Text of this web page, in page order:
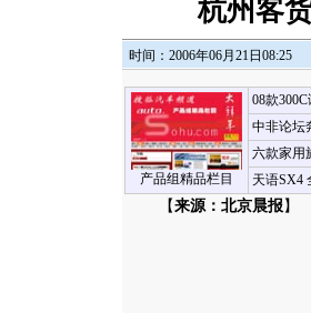
杭州客
时间：2006年06月21日08:25
产品组精品栏目
08款
中非论坛
六款家用
天语SX4
【来源：北京晨报】